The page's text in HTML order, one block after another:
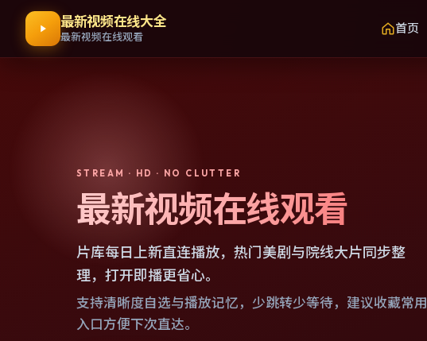
最新视频在线大全
最新视频在线观看
首页
STREAM · HD · NO CLUTTER
最新视频在线观看
片库每日上新直连播放，热门美剧与院线大片同步整
理，打开即播更省心。
支持清晰度自选与播放记忆，少跳转少等待，建议收藏常用
入口方便下次直达。